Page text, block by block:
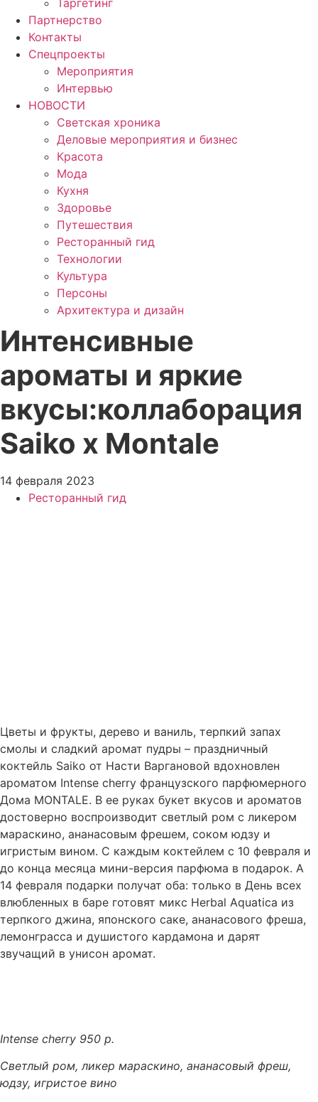
Таргетинг
Партнерство
Контакты
Спецпроекты
Мероприятия
Интервью
НОВОСТИ
Светская хроника
Деловые мероприятия и бизнес
Красота
Мода
Кухня
Здоровье
Путешествия
Ресторанный гид
Технологии
Культура
Персоны
Архитектура и дизайн
Интенсивные
ароматы и яркие
вкусы:коллаборация
Saiko х Montale
14 февраля 2023
Ресторанный гид
Цветы и фрукты, дерево и ваниль, терпкий запах
смолы и сладкий аромат пудры – праздничный
коктейль Saiko от Насти Варгановой вдохновлен
ароматом Intense cherry французского парфюмерного
Дома MONTALE. В ее руках букет вкусов и ароматов
достоверно воспроизводит светлый ром с ликером
мараскино, ананасовым фрешем, соком юдзу и
игристым вином. С каждым коктейлем с 10 февраля и
до конца месяца мини-версия парфюма в подарок. А
14 февраля подарки получат оба: только в День всех
влюбленных в баре готовят микс Herbal Aquatica из
терпкого джина, японского саке, ананасового фреша,
лемонграсса и душистого кардамона и дарят
звучащий в унисон аромат.
Intense cherry 950 р.
Светлый ром, ликер мараскино, ананасовый фреш,
юдзу, игристое вино